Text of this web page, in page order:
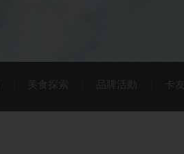
美食探索 品牌活動 卡